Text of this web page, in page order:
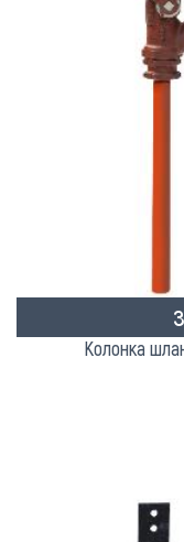
Колонка